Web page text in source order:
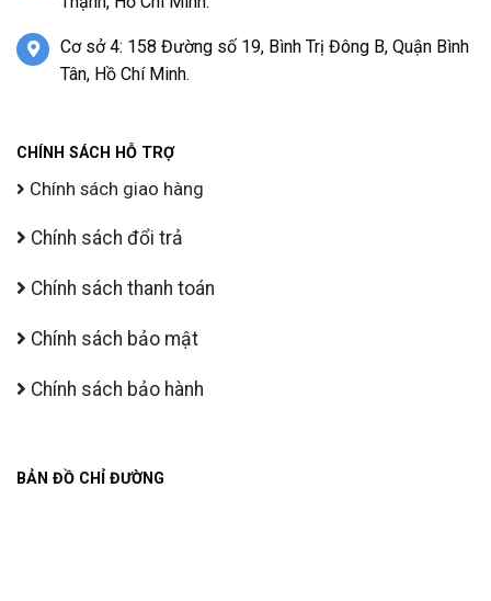
Cơ sở 4: 158 Đường số 19, Bình Trị Đông B, Quận Bình
Tân, Hồ Chí Minh.
CHÍNH SÁCH HỖ TRỢ
Chính sách giao hàng
Chính sách đổi trả
Chính sách thanh toán
Chính sách bảo mật
Chính sách bảo hành
BẢN ĐỒ CHỈ ĐƯỜNG